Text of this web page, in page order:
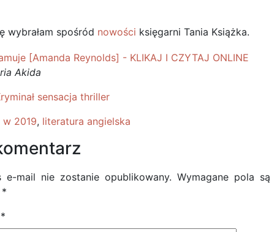
wybrałam spośród nowości księgarni Tania Książka.
Akida
sensacja thriller
w 2019, literatura angielska
e-mail nie zostanie opublikowany. Wymagane pola są
*
*